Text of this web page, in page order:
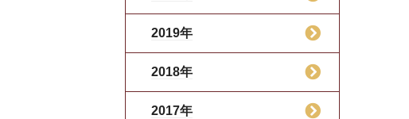
2019年
2018年
2017年